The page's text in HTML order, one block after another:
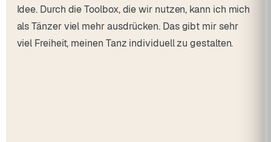
Idee. Durch die Toolbox, die wir nutzen, kann ich mich
als Tänzer viel mehr ausdrücken. Das gibt mir sehr
viel Freiheit, meinen Tanz individuell zu gestalten.